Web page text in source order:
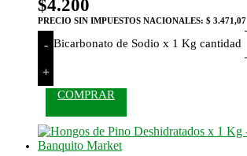
$4.200
PRECIO SIN IMPUESTOS NACIONALES: $ 3.471,07
- Bicarbonato de Sodio x 1 Kg cantidad
+
COMPRAR